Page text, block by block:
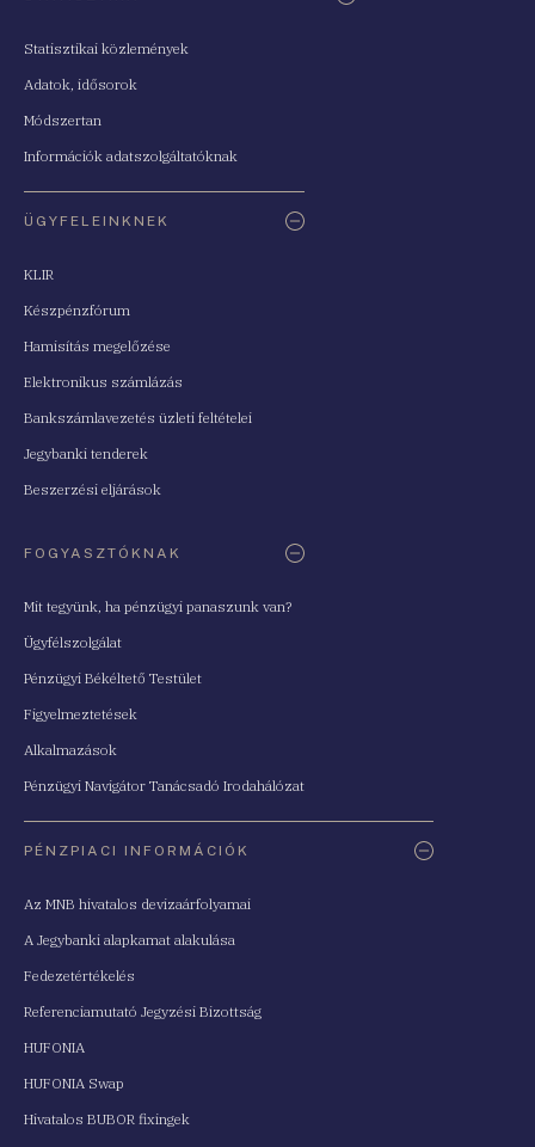
Statisztikai közlemények
Adatok, idősorok
Módszertan
Információk adatszolgáltatóknak
ÜGYFELEINKNEK
KLIR
Készpénzfórum
Hamisítás megelőzése
Elektronikus számlázás
Bankszámlavezetés üzleti feltételei
Jegybanki tenderek
Beszerzési eljárások
FOGYASZTÓKNAK
Mit tegyünk, ha pénzügyi panaszunk van?
Ügyfélszolgálat
Pénzügyi Békéltető Testület
Figyelmeztetések
Alkalmazások
Pénzügyi Navigátor Tanácsadó Irodahálózat
PÉNZPIACI INFORMÁCIÓK
Az MNB hivatalos devizaárfolyamai
A Jegybanki alapkamat alakulása
Fedezetértékelés
Referenciamutató Jegyzési Bizottság
HUFONIA
HUFONIA Swap
Hivatalos BUBOR fixingek